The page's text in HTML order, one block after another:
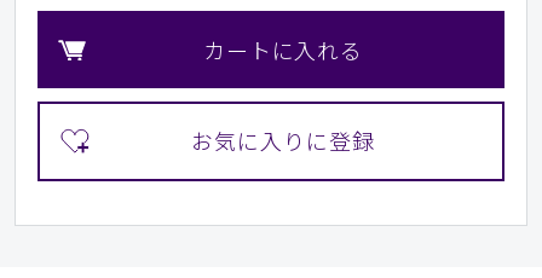
カートに入れる